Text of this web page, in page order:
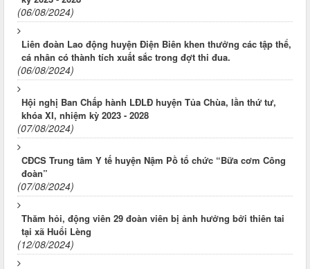
(06/08/2024)
Liên đoàn Lao động huyện Điện Biên khen thưởng các tập thể,
cá nhân có thành tích xuất sắc trong đợt thi đua.
(06/08/2024)
Hội nghị Ban Chấp hành LĐLĐ huyện Tủa Chùa, lần thứ tư,
khóa XI, nhiệm kỳ 2023 - 2028
(07/08/2024)
CĐCS Trung tâm Y tế huyện Nậm Pồ tổ chức “Bữa cơm Công
đoàn”
(07/08/2024)
Thăm hỏi, động viên 29 đoàn viên bị ảnh hưởng bởi thiên tai
tại xã Huổi Lèng
(12/08/2024)